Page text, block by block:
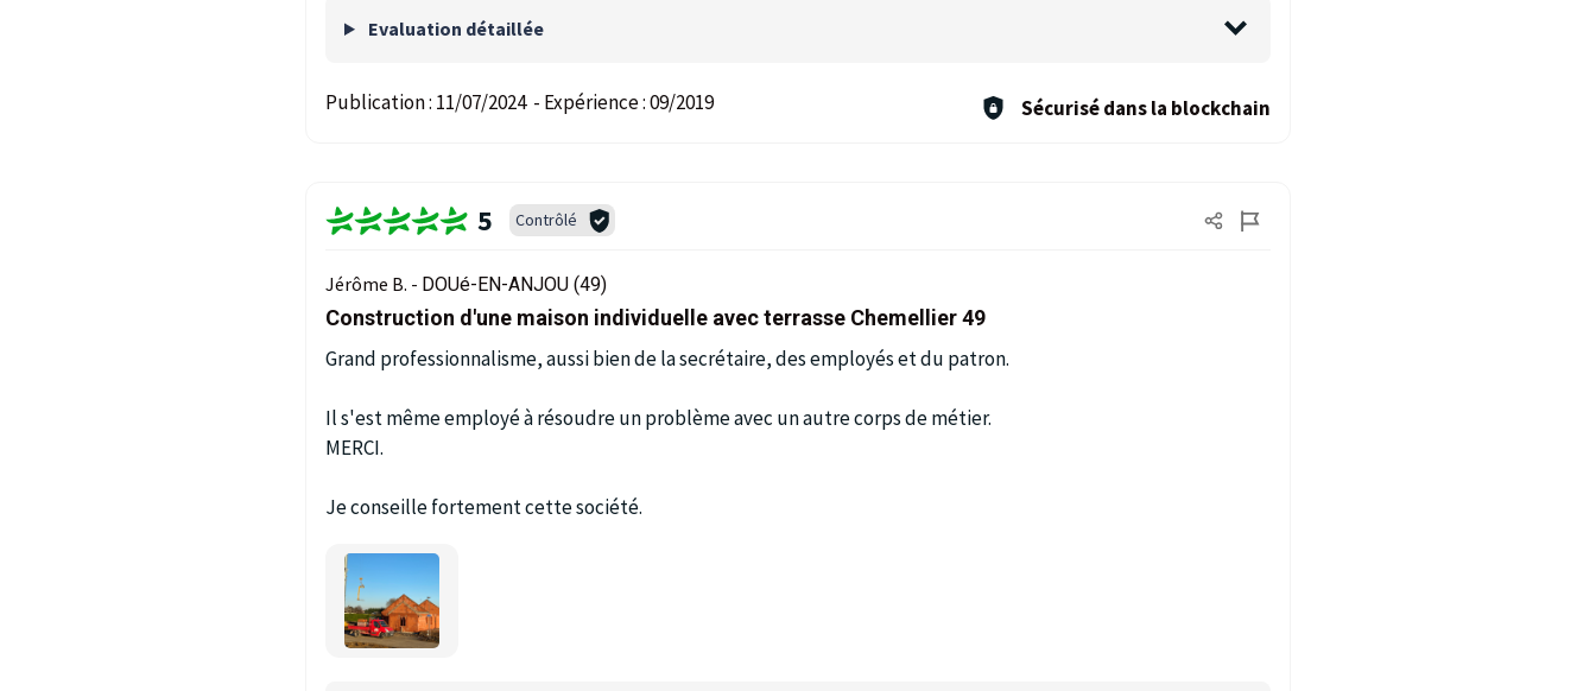
Evaluation détaillée
Publication : 11/07/2024 - Expérience :09/2019 Sécurisé dans la blockchain
5 Contrôlé
Jérôme B. - DOUé-EN-ANJOU (49)
Construction d'une maison individuelle avec terrasse Chemellier 49
Grand professionnalisme, aussi bien de la secrétaire, des employés et du patron.
Il s'est même employé à résoudre un problème avec un autre corps de métier.
MERCI.
Je conseille fortement cette société.